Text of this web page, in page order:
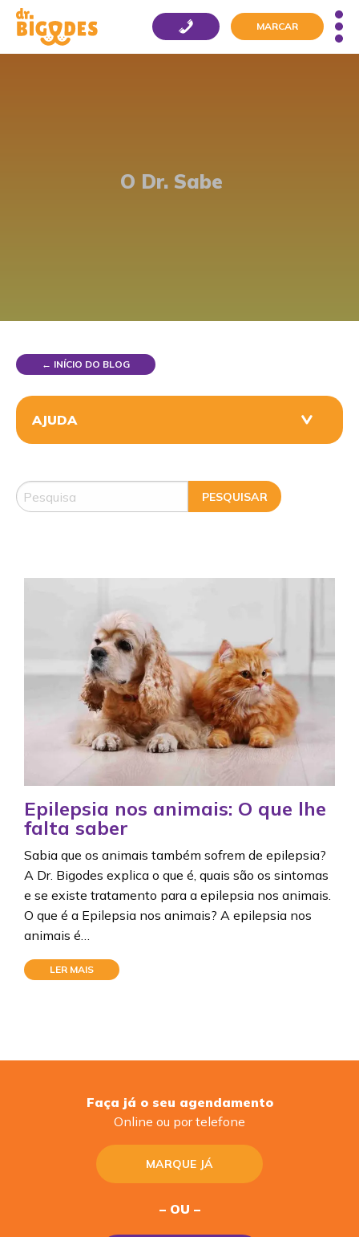
MARCAR
O Dr. Sabe
← INÍCIO DO BLOG
Epilepsia nos animais: O que lhe
falta saber
Sabia que os animais também sofrem de epilepsia?
A Dr. Bigodes explica o que é, quais são os sintomas
e se existe tratamento para a epilepsia nos animais.
O que é a Epilepsia nos animais? A epilepsia nos
animais é…
LER MAIS
Faça já o seu agendamento
Online ou por telefone
MARQUE JÁ
– OU –